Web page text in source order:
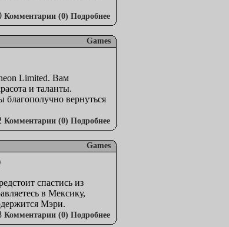
Комментарии (0) Подробнее
Games
Limited. Вам
и таланты.
благополучно вернуться
Комментарии (0) Подробнее
Games
спастись из
в Мексику,
Мэри.
Комментарии (0) Подробнее